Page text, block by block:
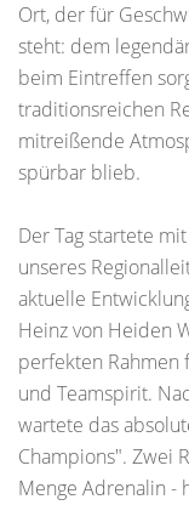
Ort, der für
steht: dem
beim Eintreffen
traditionsreichen
mitreißende
spürbar blieb.
Der Tag startete
unseres
aktuelle
Heinz von Heiden
perfekten Rahmen
und Teamspirit.
wartete das
Champions". Zwei
Menge Adrenalin -